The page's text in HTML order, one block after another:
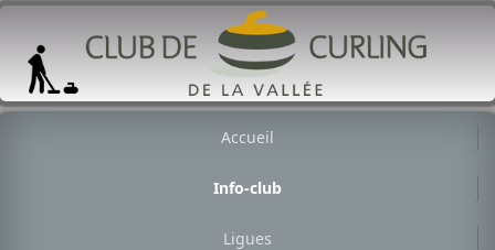
Accueil
Info-club
Ligues